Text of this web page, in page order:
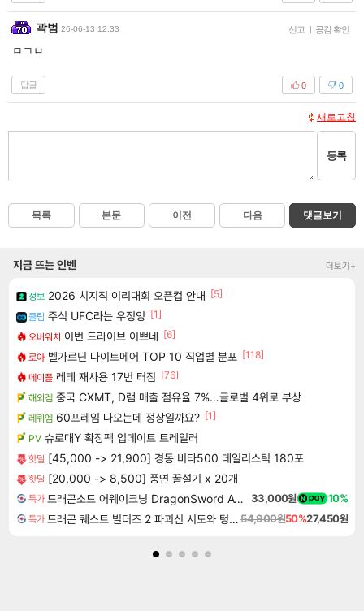
곽범 26-06-13 12:33 신고 | 공감 확인
ㅁㄱㅂ
답글 0
0
새로고침
등록
목록 본문 이전 다음 댓글보기
지금 뜨는 인벤 더보기+
정보 2026 치지직 이리대회 오픈컵 안내 [5]
클립 주식 UFC라는 우정잉 [1]
오버워치 이번 드라이브 이쁘네 [6]
로아 벨가르딘 나이트메어 TOP 10 직업별 분포 [118]
메이플 레테 재사용 17번 터짐 [76]
해외겜 중국 CXMT, D램 매출 점유율 7%…글로벌 4위로 부상
레퀴엠 60프레임 나오는데 정상일까요? [1]
PV 슈로대Y 확장팩 업데이트 트레일러
핫딜 [45,000 -> 21,900] 경동 비타500 데일리스틱 180포
핫딜 [20,000 -> 8,500] 풍연 꿀설기 x 20개
특가 드래곤소드 어웨이크닝 DragonSword Awakening 33,000원 10%
특가 드래곤 퀘스트 빌더즈 2 파괴신 시도와 텅 빈 섬 Dragon Quest Builders 254,900원50%27,450원